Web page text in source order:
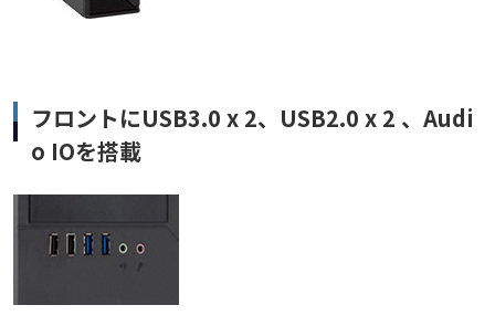
フロントにUSB3.0 x 2、USB2.0 x 2 、Audi
o IOを搭載